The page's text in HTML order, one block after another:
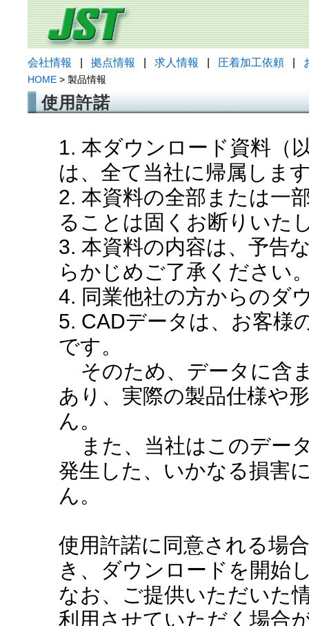
会社情報 拠点情報 求人情報 圧着加工依頼
HOME > 製品情報
使用許諾
1. 本ダウンロード資料（
は、全て当社に帰属しま
2. 本資料の全部または一
ることは固くお断りいた
3. 本資料の内容は、予告
らかじめご了承ください
4. 同業他社の方からのダ
5. CADデータは、お客様
です。
そのため、データに含
あり、実際の製品仕様や
ん。
また、当社はこのデー
発生した、いかなる損害
ん。
使用許諾に同意される場
き、ダウンロードを開始
なお、ご提供いただいた
利用させていただく場合